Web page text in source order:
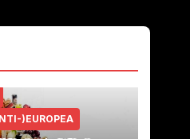
)EUROPEA